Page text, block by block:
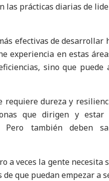
las prácticas diarias de
efectivas de desarrollar
experiencia en estas
sino que puede
dureza y
que dirigen y
Pero también deben
a veces la gente
que puedan empezar a